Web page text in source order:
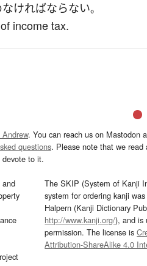
なければならない。
income tax.
. You can reach us on Mastodon
questions. Please note that we
to it.
and
The SKIP (System of Kanji
system for ordering kanji
Halpern (Kanji Dictionary
http://www.kanji.org/), and is
permission. The license is
Attribution-ShareAlike 4.0